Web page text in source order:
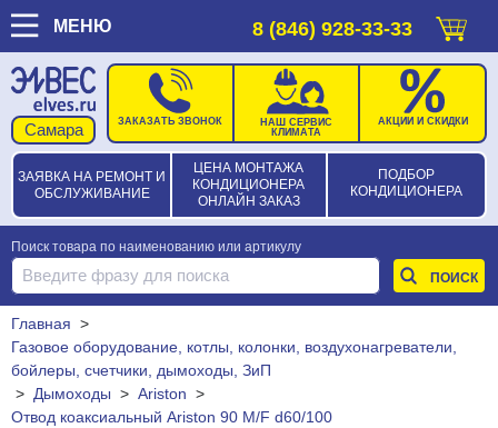
МЕНЮ 8 (846) 928-33-33
ЗАЯВКА НА РЕМОНТ И
ОБСЛУЖИВАНИЕ
ЦЕНА МОНТАЖА
КОНДИЦИОНЕРА
ОНЛАЙН ЗАКАЗ
ПОДБОР
КОНДИЦИОНЕРА
ЗАКАЗАТЬ ЗВОНОК
НАШ СЕРВИС
КЛИМАТА
АКЦИИ И СКИДКИ
Поиск товара по наименованию или артикулу
Главная >
Газовое оборудование, котлы, колонки, воздухонагреватели,
бойлеры, счетчики, дымоходы, ЗиП
> Дымоходы > Ariston >
Отвод коаксиальный Ariston 90 M/F d60/100